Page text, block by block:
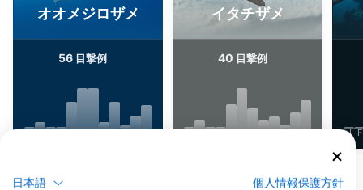
オオメジロザメ
56 目撃例
J F M A M J J A S O N D
イタチザメ
40 目撃例
J F M A M J J A S O N D J F
日本語 個人情報保護方針